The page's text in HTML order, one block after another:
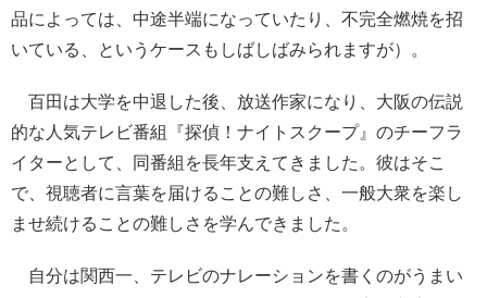
品によっては、中途半端になっていたり、不完全燃焼を招
いている、というケースもしばしばみられますが）。
百田は大学を中退した後、放送作家になり、大阪の伝説
的な人気テレビ番組『探偵！ナイトスクープ』のチーフラ
イターとして、同番組を長年支えてきました。彼はそこ
で、視聴者に言葉を届けることの難しさ、一般大衆を楽し
ませ続けることの難しさを学んできました。
自分は関西一、テレビのナレーションを書くのがうまい